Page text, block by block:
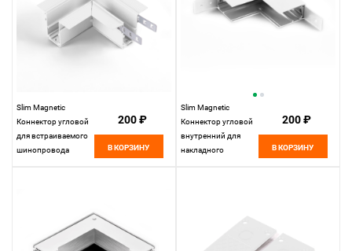
Slim Magnetic
Коннектор угловой
для встраиваемого
шинопровода
200 ₽
В КОРЗИНУ
Slim Magnetic
Коннектор угловой
внутренний для
накладного
200 ₽
В КОРЗИНУ